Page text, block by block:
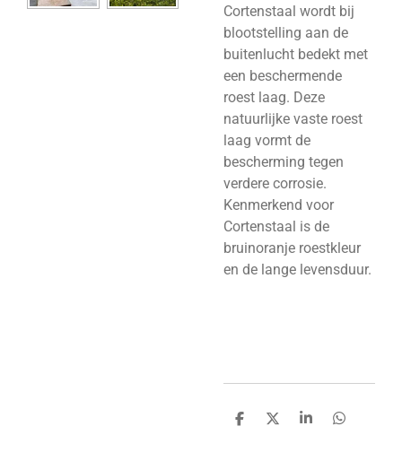
Cortenstaal wordt bij
blootstelling aan de
buitenlucht bedekt met
een beschermende
roest laag. Deze
natuurlijke vaste roest
laag vormt de
bescherming tegen
verdere corrosie.
Kenmerkend voor
Cortenstaal is de
bruinoranje roestkleur
en de lange levensduur.
D
D
S
D